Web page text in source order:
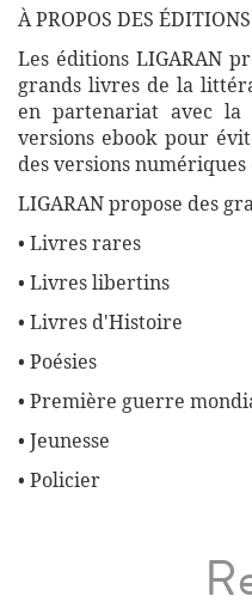
À PROPOS DES
Les éditions LIGARAN
grands livres de la
en partenariat avec la
versions ebook pour
des versions numériques
LIGARAN propose des
• Livres rares
• Livres libertins
• Livres d'Histoire
• Poésies
• Première guerre
• Jeunesse
• Policier